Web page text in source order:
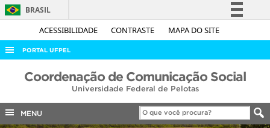
ACESSIBILIDADE CONTRASTE MAPA DO SITE
BRASIL
Simplifique!
Acesso à informação
Legislação
Canais
PORTAL UFPEL
ACESSO À INFORMAÇÃO
COBALTO
Coordenação de Comunicação Social
Universidade Federal de Pelotas
MENU